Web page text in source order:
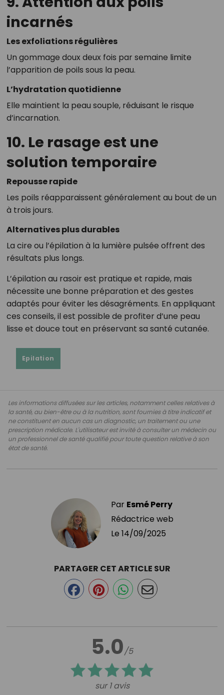
incarnés
Les exfoliations régulières
Un gommage doux deux fois par semaine limite
l’apparition de poils sous la peau.
L’hydratation quotidienne
Elle maintient la peau souple, réduisant le risque
d’incarnation.
10. Le rasage est une
solution temporaire
Repousse rapide
Les poils réapparaissent généralement au bout de un
à trois jours.
Alternatives plus durables
La cire ou l’épilation à la lumière pulsée offrent des
résultats plus longs.
L’épilation au rasoir est pratique et rapide, mais
nécessite une bonne préparation et des gestes
adaptés pour éviter les désagréments. En appliquant
ces conseils, il est possible de profiter d’une peau
lisse et douce tout en préservant sa santé cutanée.
Epilation
Les informations diffusées sur les articles, notamment celles relatives à
la santé, au bien-être ou à la nutrition, sont fournies à titre indicatif et
ne constituent en aucun cas un diagnostic, un traitement ou une
prescription médicale. L'utilisateur est invité à consulter un médecin ou
un professionnel de santé qualifié pour toute question relative à son
état de santé.
Par Esmé Perry
Rédactrice web
Le 14/09/2025
5.0/5
sur 1 avis
PARTAGER CET ARTICLE SUR